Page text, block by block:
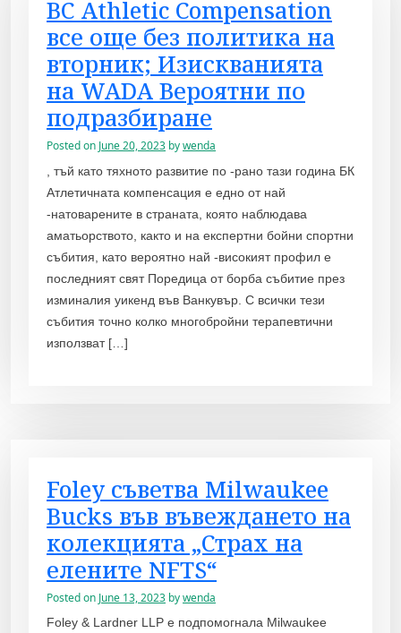
BC Athletic Compensation
все още без политика на
вторник; Изискванията
на WADA Вероятни по
подразбиране
Posted on June 20, 2023 bywenda
, тъй като тяхното развитие по -рано тази година БК
Атлетичната компенсация е едно от най
-натоварените в страната, която наблюдава
аматьорството, както и на експертни бойни спортни
събития, като вероятно най -високият профил е
последният свят Поредица от борба събитие през
изминалия уикенд във Ванкувър. С всички тези
събития точно колко многобройни терапевтични
използват […]
Foley съветва Milwaukee
Bucks във въвеждането на
колекцията „Страх на
елените NFTS“
Posted on June 13, 2023 bywenda
Foley & Lardner LLP е подпомогнала Milwaukee